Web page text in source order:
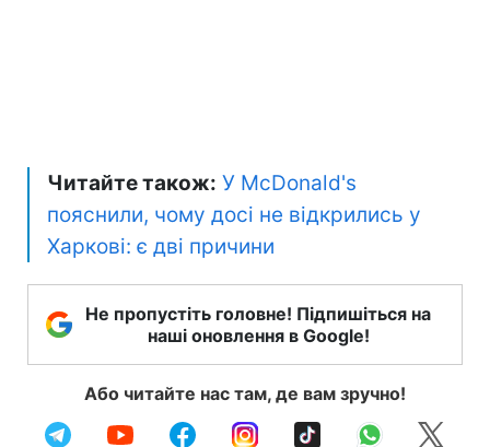
Читайте також: У McDonald's
пояснили, чому досі не відкрились у
Харкові: є дві причини
Не пропустіть головне! Підпишіться на
наші оновлення в Google!
Або читайте нас там, де вам зручно!